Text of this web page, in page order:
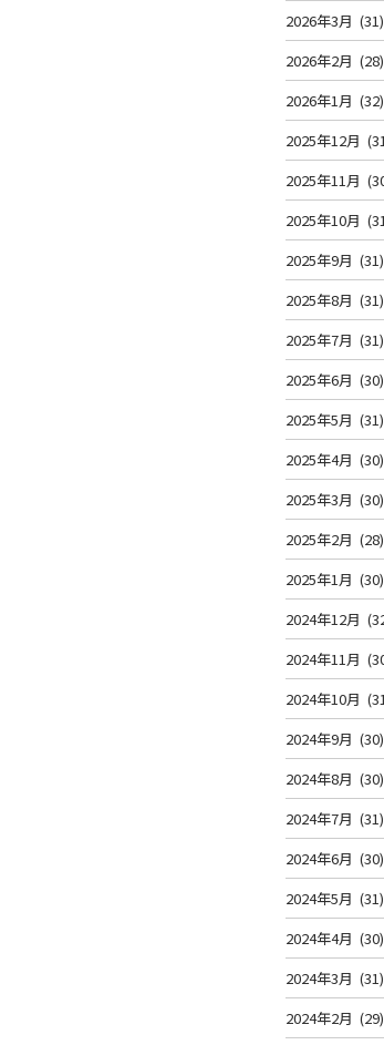
2026年3月 (31)
2026年2月 (28)
2026年1月 (32)
2025年12月
2025年11月
2025年10月
2025年9月 (31)
2025年8月 (31)
2025年7月 (31)
2025年6月 (30)
2025年5月 (31)
2025年4月 (30)
2025年3月 (30)
2025年2月 (28)
2025年1月 (30)
2024年12月
2024年11月
2024年10月
2024年9月 (30)
2024年8月 (30)
2024年7月 (31)
2024年6月 (30)
2024年5月 (31)
2024年4月 (30)
2024年3月 (31)
2024年2月 (29)